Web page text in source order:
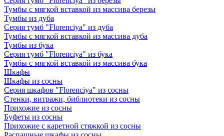
Тумбы с мягкой вставкой из массива березы
Тумбы из дуба
Серия тумб "Florenciya" из дуба
Тумбы с мягкой вставкой из массива дуба
Тумбы из бука
Серия тумб "Florenciya" из бука
Тумбы с мягкой вставкой из массива бука
Шкафы
Шкафы из сосны
Серия шкафов "Florenciya" из сосны
Стенки, витражи, библиотеки из сосны
Прихожие из сосны
Буфеты из сосны
Прихожие с каретной стяжкой из сосны